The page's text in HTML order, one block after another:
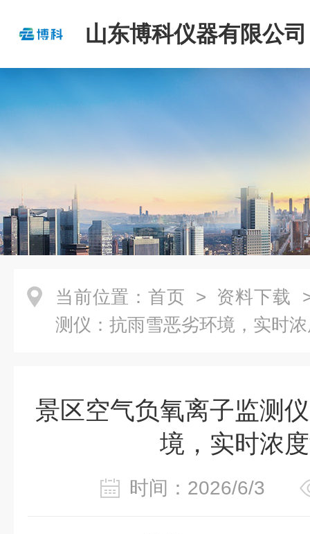
山东博科仪器有限公司
当前位置： 首页 > 资料下载
测仪：抗雨雪恶劣环境，实时
景区空气负氧离子监测
境，实时浓
时间：2026/6/3